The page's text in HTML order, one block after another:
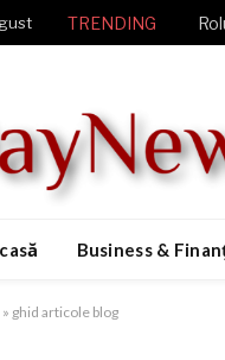
TRENDING
Business &
» ghid articole blog